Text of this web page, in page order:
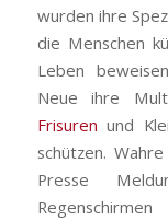
wurden ihre
die Menschen
Leben
Neue ihre
Frisuren und
schützen.
Presse